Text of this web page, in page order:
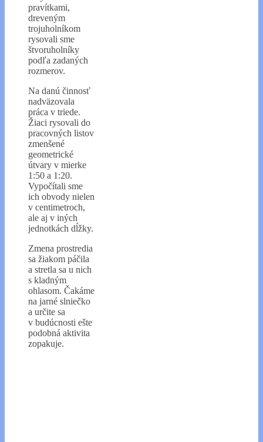
pravítkami,
dreveným
trojuholníkom
rysovali sme
štvoruholníky
podľa zadaných
rozmerov.
Na danú činnosť
nadväzovala
práca v triede.
Žiaci rysovali do
pracovných listov
zmenšené
geometrické
útvary v mierke
1:50 a 1:20.
Vypočítali sme
ich obvody nielen
v centimetroch,
ale aj v iných
jednotkách dĺžky.
Zmena prostredia
sa žiakom páčila
a stretla sa u nich
s kladným
ohlasom. Čakáme
na jarné slniečko
a určite sa
v budúcnosti ešte
podobná aktivita
zopakuje.